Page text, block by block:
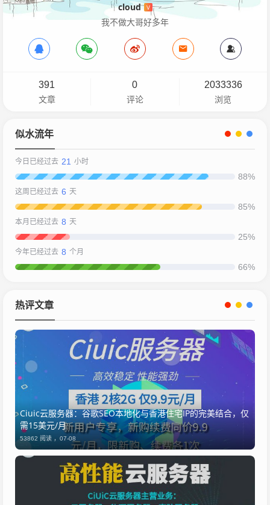
cloud V
我不做大哥好多年
391
文章
0
评论
2033336
浏览
似水流年
今日已经过去 21 小时
88%
这周已经过去 6 天
85%
本月已经过去 8 天
25%
今年已经过去 8 个月
66%
热评文章
Ciuic云服务器：谷歌SEO本地化与香港住宅IP的完美结合，仅
需15美元/月
53862 阅读 ， 07-08